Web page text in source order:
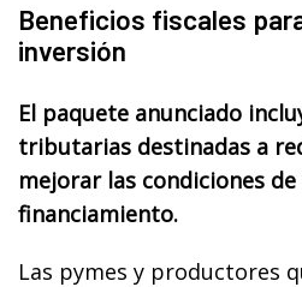
Beneficios fiscales
inversión
El paquete anunciado
tributarias destinadas a
mejorar las condiciones de
financiamiento.
Las pymes y productores